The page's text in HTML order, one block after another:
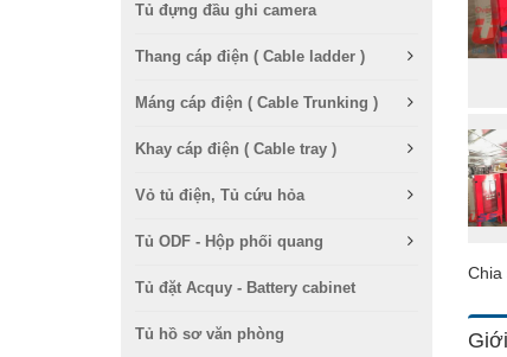
Tủ đựng đầu ghi camera
Thang cáp điện ( Cable ladder )
Máng cáp điện ( Cable Trunking )
Khay cáp điện ( Cable tray )
Vỏ tủ điện, Tủ cứu hỏa
Tủ ODF - Hộp phối quang
Tủ đặt Acquy - Battery cabinet
Tủ hồ sơ văn phòng
Chia